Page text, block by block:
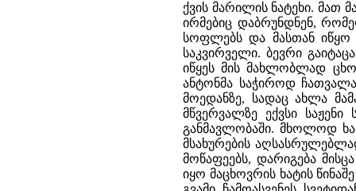
ქვის მარილის ნატეხი. მათ
ირმებიც დაბრუნდნენ,
სოფლებს და მასთან იწყო
საკვირველი. ბევრი
იწყეს მის მახლობლად
ანტონმა საჭიროდ ჩათვალა
მოედანზე, სადაც ახლა
მწვერვალზე ექვსი
განმავლობაში. მხოლოდ
მსახურების
მოწაფეებს, დარიგება
იყო მაცხოვრის ხატის